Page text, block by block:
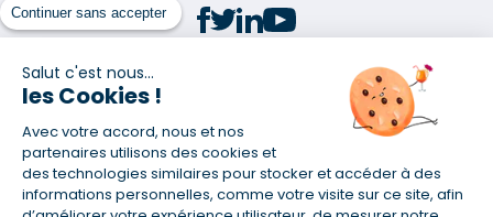
Continuer sans accepter
Salut c'est nous...
les Cookies !
Avec votre accord, nous et nos
partenaires utilisons des cookies et
des technologies similaires pour stocker et accéder à des
informations personnelles, comme votre visite sur ce site, afin
(1) Taux fixe national hors assurance et selon votre profil
(2) Économie de 65 % pour l'assurance d'un prêt amortissable de 330
457,23 € à 0,90 % sur 19,5 ans, accordé à un salarié non cadre assuré à
100 % (décès, PTIA, IPP, ITT, IPP) âgé de 36 ans fumeur et une personne
salariée non cadre assurée à 100 % (décès, PTIA, IPP, ITT, IPP) âgée de 35
ans et non-fumeur, tous deux sans risque médical connu. Au